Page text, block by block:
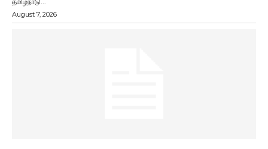
August 7, 2026